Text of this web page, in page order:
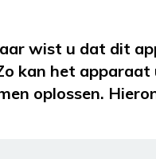
wist u dat dit
kan het apparaat
oplossen.